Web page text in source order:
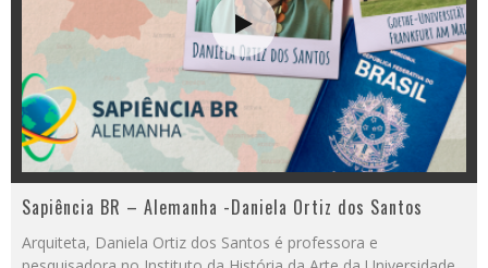
Sapiência BR – Alemanha -Daniela Ortiz dos Santos
Arquiteta, Daniela Ortiz dos Santos é professora e